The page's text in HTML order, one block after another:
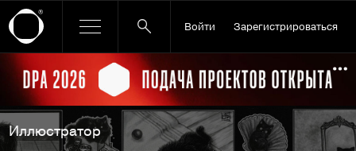
Войти Зарегистрироваться
Ссылка баннера
Иллюстратор